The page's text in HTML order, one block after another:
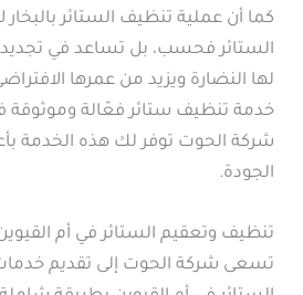
كما أن عملية تنظيف الستائر
الستائر فحسب، بل تساعد في
لها النضارة ويزيد من عمرها
خدمة تنظيف ستائر فعّالة وموثوقة
شركة الحوت توفر لك هذه الخدمة
الجودة.
تنظيف وتعقيم الستائر في أم
تسعى شركة الحوت إلى تقديم